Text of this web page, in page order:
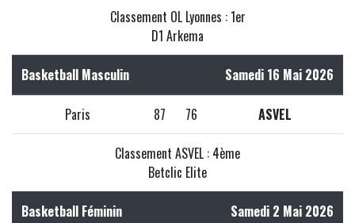
Classement OL Lyonnes : 1er
D1 Arkema
Basketball Masculin Samedi 16 Mai 2026
Paris 87 76 ASVEL
Classement ASVEL : 4ème
Betclic Elite
Basketball Féminin Samedi 2 Mai 2026